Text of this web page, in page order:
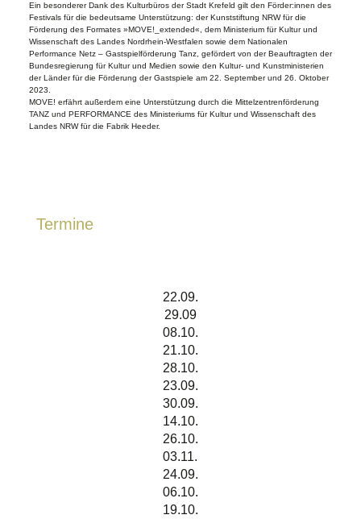
Ein besonderer Dank des Kulturbüros der Stadt Krefeld gilt den Förder:innen des
Festivals für die bedeutsame Unterstützung: der Kunststiftung NRW für die
Förderung des Formates »MOVE!_extended«, dem Ministerium für Kultur und
Wissenschaft des Landes Nordrhein-Westfalen sowie dem Nationalen
Performance Netz – Gastspielförderung Tanz, gefördert von der Beauftragten der
Bundesregierung für Kultur und Medien sowie den Kultur- und Kunstministerien
der Länder für die Förderung der Gastspiele am 22. September und 26. Oktober
2023.
MOVE! erfährt außerdem eine Unterstützung durch die Mittelzentrenförderung
TANZ und PERFORMANCE des Ministeriums für Kultur und Wissenschaft des
Landes NRW für die Fabrik Heeder.
Termine
22.09.
29.09
08.10.
21.10.
28.10.
23.09.
30.09.
14.10.
26.10.
03.11.
24.09.
06.10.
19.10.